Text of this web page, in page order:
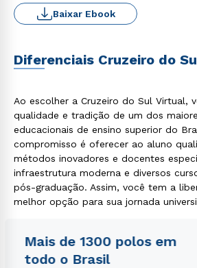
Baixar Ebook
Diferenciais Cruzeiro do
Ao escolher a Cruzeiro do Sul Virtual,
qualidade e tradição de um dos
educacionais de ensino superior do
compromisso é oferecer ao aluno
métodos inovadores e docentes
infraestrutura moderna e diversos
pós-graduação. Assim, você tem a
melhor opção para sua jornada
Mais de 1300 polos em
todo o Brasil